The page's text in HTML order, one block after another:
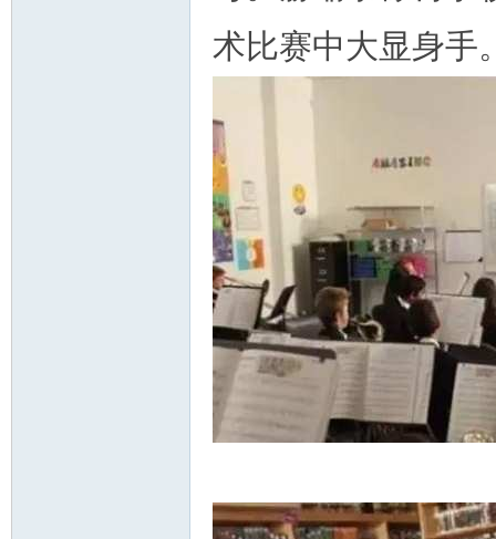
术比赛中大显身手